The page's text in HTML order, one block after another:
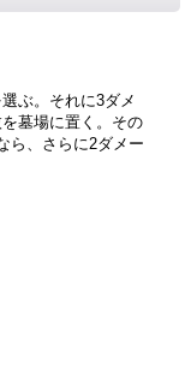
ぶ。それに3ダメ
墓場に置く。その
ら、さらに2ダメー